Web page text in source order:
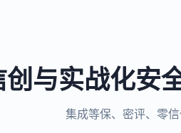
与实战化安
集成等保、密评、零